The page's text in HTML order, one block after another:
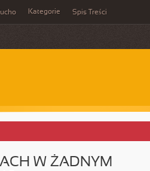
Kategorie Spis Treści
W ŻADNYM